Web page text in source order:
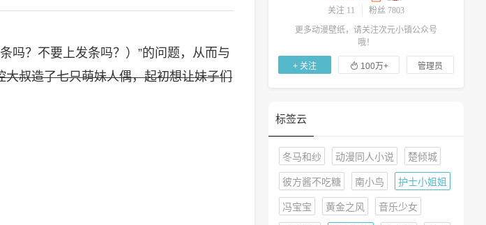
？不要上发条吗？）”的问题，从而与
大叔造了七只萌妹人偶，起初想让妹子们
关注 11
粉丝 7803
更多动漫壁纸，请关注次元小镇公众号
哦！
+ 关注  100万+ 管理员
标签云
冬马和纱 动漫同人小说 楚倾城
彼方酱不吃糖 南小鸟 护士小姐姐
冯宝宝 黄金之风 音乐少女